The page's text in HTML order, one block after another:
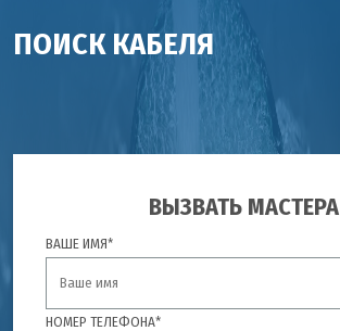
ПОИСК КАБЕЛЯ
ВЫЗВАТЬ МАСТЕРА
ВАШЕ ИМЯ*
НОМЕР ТЕЛЕФОНА*